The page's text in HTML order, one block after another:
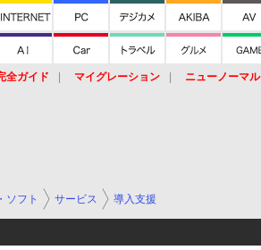
全ガイド マイグレーション ニューノーマル
ソフト サービス 導入支援